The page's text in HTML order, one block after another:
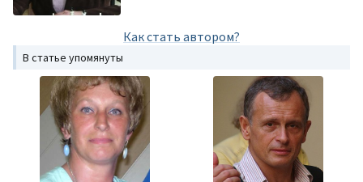
Как стать автором?
В статье упомянуты